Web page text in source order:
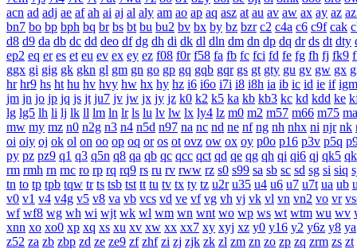
acn ad adj ae af ah ai aj al aly am ao ap aq asz at au av aw ax ay az
bn7 bo bp bph bq br bs bt bu bu2 bv bx by bz bzr c2 c4a c6 c9f cak
d8 d9 da db dc dd deo df dg dh di dk dl dln dm dn dp dq dr ds dt dty
ep2 eq er es et eu ev ex ey ez f08 f0r f58 fa fb fc fci fd fe fg fh fj fk9
ggx gi gig gk gkn gl gm gn go gp gq gqb gqr gs gt gty gu gv gw gx
hr hr9 hs ht hu hv hvy hw hx hy hz i6 i6o i7i i8 i8h ia ib ic id ie if igm
jm jn jo jp jq js jt ju7 jv jw jx jy jz k0 k2 k5 ka kb kb3 kc kd kdd ke
lg lg5 lh li lj lk ll lm ln lr ls lu lv lw lx ly4 lz m0 m2 m57 m66 m75 ma
mw my mz n0 n2g n3 n4 n5d n97 na nc nd ne nf ng nh nhx ni njr nk
oi oiy oj ok ol on oo op oq or os ot ovz ow ox oy p0o p16 p3v p5q
py pz pz9 q1 q3 q5n q8 qa qb qc qcc qct qd qe qg qh qi qi6 qj qk5
rm rmh rn rnc ro rp rq rq9 rs ru rv rww rz s0 s99 sa sb sc sd sg si siq
tn to tp tpb tqw tr ts tsb tst tt tu tv tx ty tz u2r u35 u4 u6 u7 u7t ua ub
v0 v1 v4 v4g v5 v8 va vb vcs vd ve vf vg vh vj vk vl vn vn2 vo vr
wf wf8 wg wh wi wjt wk wl wm wn wnt wo wp ws wt wtm wu wv
xnn xo xo0 xp xq xs xu xv xw xx xx7 xy xyj xz y0 y16 y2 y6z y8 ya
z52 za zb zbp zd ze ze9 zf zhf zi zj zjk zk zl zm zn zo zp zq zrm zs zt